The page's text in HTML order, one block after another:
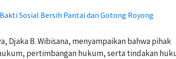
Sosial Bersih Pantai dan Gotong Royong
Djaka B. Wibisana, menyampaikan bahwa pihak
pertimbangan hukum, serta tindakan